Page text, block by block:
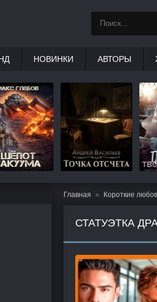
Главная Короткие
СТАТУЭТКА
НОВИНКИ АВТОРЫ